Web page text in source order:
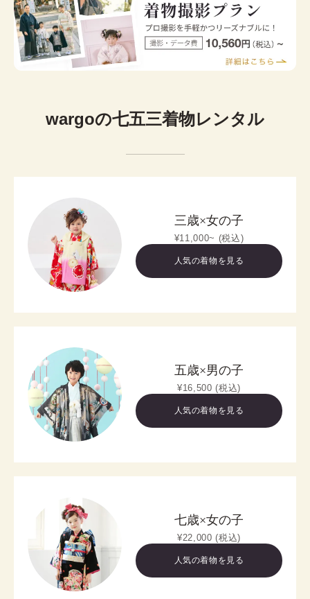
wargoの七五三着物レンタル
三歳×女の子
¥11,000~ (税込)
人気の着物を見る
五歳×男の子
¥16,500 (税込)
人気の着物を見る
七歳×女の子
¥22,000 (税込)
人気の着物を見る